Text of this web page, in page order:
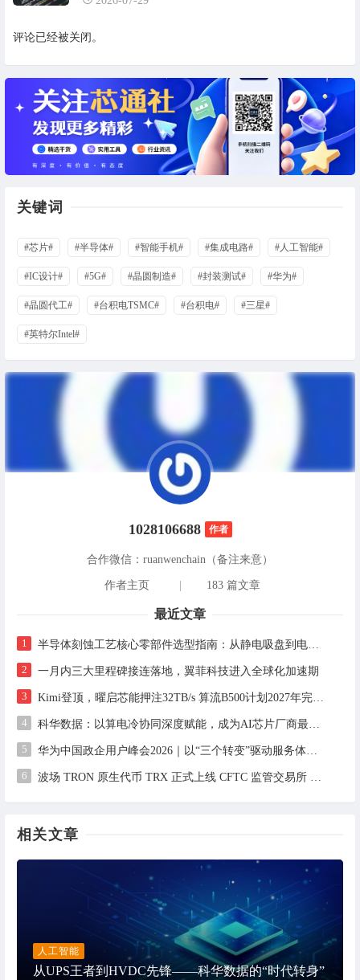
评论已经被关闭。
关键词
#芯片# #半导体# #智能手机# #集成电路# #人工智能#
#IC设计# #5G# #晶圆制造# #封装测试# #华为#
#晶圆代工# #台积电TSMC# #台积电# #三星#
#英特尔Intel#
1028106688 作者
合作微信：ruanwenchain（备注来意）
作者主页 183 篇文章
最近文章
1
2 一月内三大里程碑接连落地，翼菲科技进入全球化加速期
3
4
5
6
相关文章
人工智能
从UPS王者到HVDC先锋——科华数据的“时代转身”